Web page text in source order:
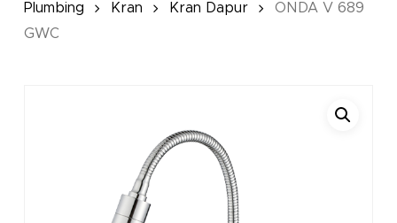
Plumbing
Kran Kran Dapur
ONDA V 689
GWC